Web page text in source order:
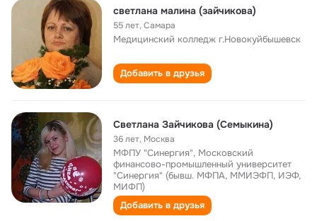
светлана малина (зайчикова)
55 лет,Самара
Медицинский колледж г.Новокуйбышевск
Добавить в друзья
Светлана Зайчикова (Семыкина)
36 лет, Москва
МФПУ "Синергия", Московский
финансово-промышленный университет
"Синергия" (бывш. МФПА, ММИЭФП, ИЭФ,
МИФП)
Добавить в друзья